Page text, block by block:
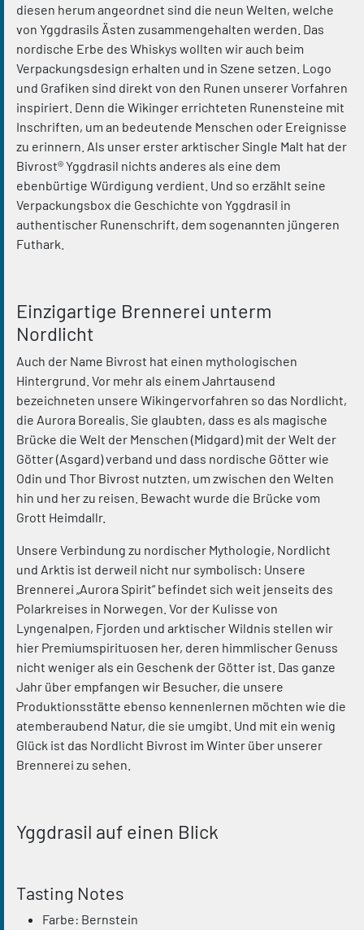
diesen herum angeordnet sind die neun Welten, welche
von Yggdrasils Ästen zusammengehalten werden. Das
nordische Erbe des Whiskys wollten wir auch beim
Verpackungsdesign erhalten und in Szene setzen. Logo
und Grafiken sind direkt von den Runen unserer Vorfahren
inspiriert. Denn die Wikinger errichteten Runensteine mit
Inschriften, um an bedeutende Menschen oder Ereignisse
zu erinnern. Als unser erster arktischer Single Malt hat der
Bivrost® Yggdrasil nichts anderes als eine dem
ebenbürtige Würdigung verdient. Und so erzählt seine
Verpackungsbox die Geschichte von Yggdrasil in
authentischer Runenschrift, dem sogenannten jüngeren
Futhark.
Einzigartige Brennerei unterm
Nordlicht
Auch der Name Bivrost hat einen mythologischen
Hintergrund. Vor mehr als einem Jahrtausend
bezeichneten unsere Wikingervorfahren so das Nordlicht,
die Aurora Borealis. Sie glaubten, dass es als magische
Brücke die Welt der Menschen (Midgard) mit der Welt der
Götter (Asgard) verband und dass nordische Götter wie
Odin und Thor Bivrost nutzten, um zwischen den Welten
hin und her zu reisen. Bewacht wurde die Brücke vom
Grott Heimdallr.
Unsere Verbindung zu nordischer Mythologie, Nordlicht
und Arktis ist derweil nicht nur symbolisch: Unsere
Brennerei „Aurora Spirit“ befindet sich weit jenseits des
Polarkreises in Norwegen. Vor der Kulisse von
Lyngenalpen, Fjorden und arktischer Wildnis stellen wir
hier Premiumspirituosen her, deren himmlischer Genuss
nicht weniger als ein Geschenk der Götter ist. Das ganze
Jahr über empfangen wir Besucher, die unsere
Produktionsstätte ebenso kennenlernen möchten wie die
atemberaubend Natur, die sie umgibt. Und mit ein wenig
Glück ist das Nordlicht Bivrost im Winter über unserer
Brennerei zu sehen.
Yggdrasil auf einen Blick
Tasting Notes
Farbe: Bernstein